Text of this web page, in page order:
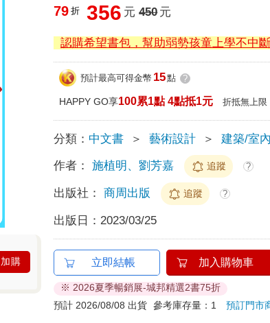
加購
79 折 356 元 450元
認購希望書包，幫助弱勢孩童上學不中斷
預計最高可得金幣 15點 ?
HAPPY GO享100累1點 4點抵1元 折抵無上限
分類： 中文書 ＞ 藝術設計 ＞ 建築/室
作者： 施植明、劉芳嘉 追蹤 ?
出版社： 商周出版 追蹤 ?
出版日： 2023/03/25
立即結帳 加入購物車
※ 2026夏季暢銷展-城邦精選2書75折
預計 2026/08/08 出貨 參考庫存量：1預訂門市